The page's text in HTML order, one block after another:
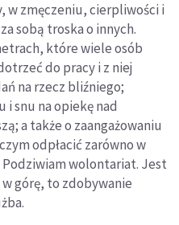
w zmęczeniu, cierpliwości i
sobą troska o innych.
które wiele osób
do pracy i z niej
na rzecz bliźniego;
i snu na opiekę nad
a także o zaangażowaniu
odpłacić zarówno w
wolontariat. Jest
górę, to zdobywanie